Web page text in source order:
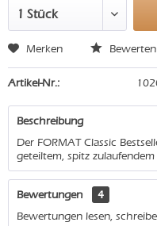
Merken Bewerten
Artikel-Nr.:
Beschreibung
Der FORMAT Classic
geteiltem, spitz zulaufendem
Bewertungen
4
Bewertungen lesen,